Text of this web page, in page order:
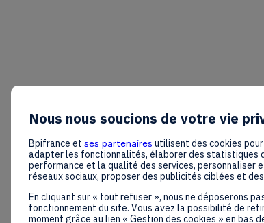
Nous nous soucions de votre vie
Bpifrance et ses partenaires utilisent des cookies
adapter les fonctionnalités, élaborer des statistiques
performance et la qualité des services, personnaliser
réseaux sociaux, proposer des publicités ciblées et
En cliquant sur « tout refuser », nous ne déposerons
fonctionnement du site. Vous avez la possibilité de
moment grâce au lien « Gestion des cookies » en bas